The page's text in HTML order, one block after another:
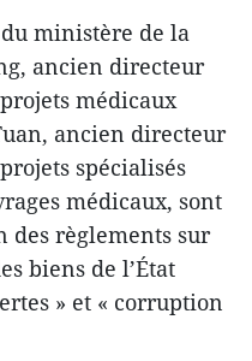
du ministère de la
ancien directeur
médicaux
ancien directeur
spécialisés
médicaux, sont
des règlements sur
biens de l’État
» et « corruption